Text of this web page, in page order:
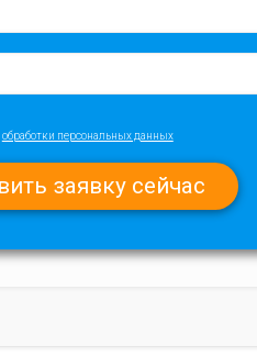
обработки персональных данных